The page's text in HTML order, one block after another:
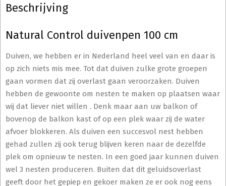
Beschrijving
Natural Control duivenpen 100 cm
Duiven, we hebben er in Nederland heel veel van en daar is
op zich niets mis mee. Tot dat duiven zulke grote groepen
gaan vormen dat zij overlast gaan veroorzaken. Duiven
hebben de gewoonte om nesten te maken op plaatsen waar
wij dat liever niet willen . Denk maar aan uw balkon of
bovenop de balkon kast of op een plek waar zij de water
afvoer blokkeren. Als duiven een succesvol nest hebben
gehad zullen zij ook terug blijven keren naar de dezelfde
plek om opnieuw te nesten. In een goed jaar kunnen duiven
wel 3 nesten produceren. Buiten dat dit geluidsoverlast
geeft door het gepiep en gekoer maken ze er ook nog eens